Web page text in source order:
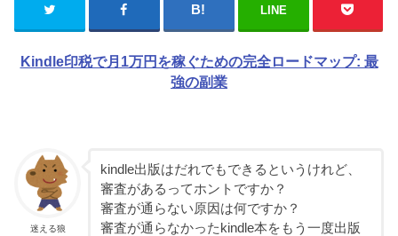
LINE
Kindle印税で月1万円を稼ぐための完全ロードマップ: 最
強の副業
迷える狼
kindle出版はだれでもできるというけれど、
審査があるってホントですか？
審査が通らない原因は何ですか？
審査が通らなかったkindle本をもう一度出版